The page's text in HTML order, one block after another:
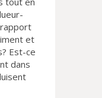
et
Est-ce
dans